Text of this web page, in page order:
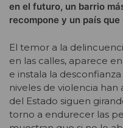
en el futuro, un barrio
recompone y un país
El temor a la
en las calles, aparece
e instala la
niveles de violencia
del Estado siguen
torno a endurecer las